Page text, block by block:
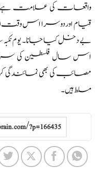
بے دخل کیا جانا۔ یوم
اس سال فلسطین کی
مصائب کی بھی نمائندگی
مسلط ہیں۔